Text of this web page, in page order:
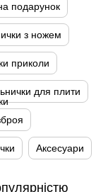
подарунок
з ножем
приколи
для плити
Аксесуари